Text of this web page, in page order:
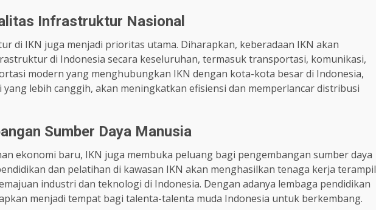
Infrastruktur Nasional
di IKN juga menjadi prioritas utama. Diharapkan, keberadaan IKN akan
di Indonesia secara keseluruhan, termasuk transportasi, komunikasi,
modern yang menghubungkan IKN dengan kota-kota besar di Indonesia,
lebih canggih, akan meningkatkan efisiensi dan memperlancar distribusi
Sumber Daya Manusia
ekonomi baru, IKN juga membuka peluang bagi pengembangan sumber daya
dan pelatihan di kawasan IKN akan menghasilkan tenaga kerja terampil
industri dan teknologi di Indonesia. Dengan adanya lembaga pendidikan
menjadi tempat bagi talenta-talenta muda Indonesia untuk berkembang.